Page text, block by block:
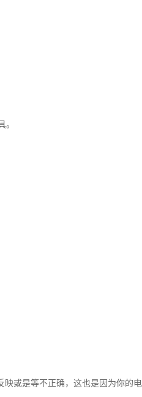
或是等不正确，这也是因为你的